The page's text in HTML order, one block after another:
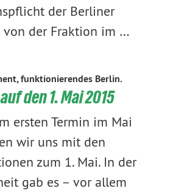
der Berliner
von der Fraktion im …
funktionierendes Berlin.
den 1. Mai 2015
ersten Termin im Mai
wir uns mit den
zum 1. Mai. In der
gab es – vor allem